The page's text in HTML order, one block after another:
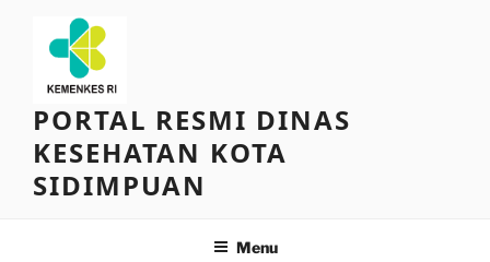
content
PORTAL RESMI DINAS
KESEHATAN KOTA
SIDIMPUAN
Menu